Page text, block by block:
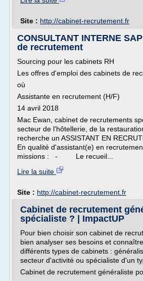
Site : http://cabinet-recrutement.fr
CONSULTANT INTERNE
de recrutement
Sourcing pour les cabinets RH
Les offres d'emploi des cabinets de
où
Assistante en recrutement (H/F)
14 avril 2018
Mac Ewan, cabinet de recrutements
secteur de l'hôtellerie, de la
recherche un ASSISTANT EN
En qualité d'assistant(e) en
missions : - Le recueil...
Lire la suite
Site : http://cabinet-recrutement.fr
Cabinet de recrutement
spécialiste ? | ImpactUP
Pour bien choisir son cabinet de
bien analyser ses besoins et
différents types de cabinets :
secteur d'activité ou spécialiste d'un
Cabinet de recrutement généraliste